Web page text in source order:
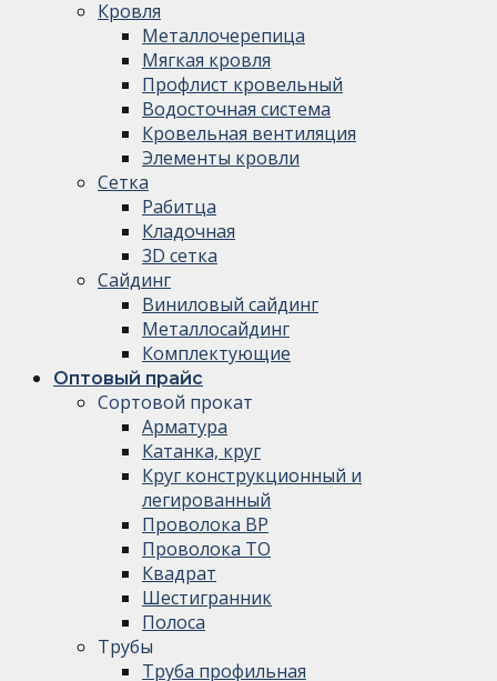
Кровля
Металлочерепица
Мягкая кровля
Профлист кровельный
Водосточная система
Кровельная вентиляция
Элементы кровли
Сетка
Рабитца
Кладочная
3D сетка
Сайдинг
Виниловый сайдинг
Металлосайдинг
Комплектующие
Оптовый прайс
Сортовой прокат
Арматура
Катанка, круг
Круг конструкционный и
легированный
Проволока ВР
Проволока ТО
Квадрат
Шестигранник
Полоса
Трубы
Труба профильная